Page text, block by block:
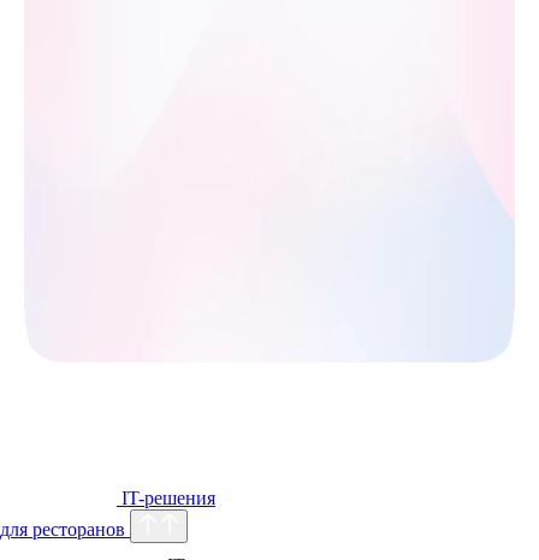
IT-решения
для ресторанов